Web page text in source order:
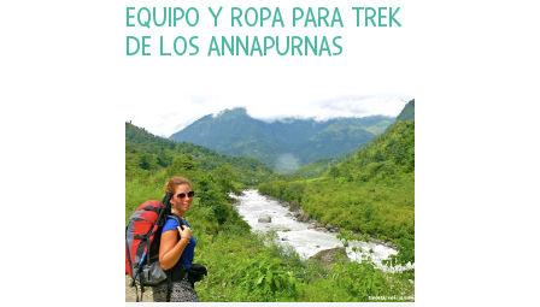
EQUIPO Y ROPA PARA TREK
DE LOS ANNAPURNAS